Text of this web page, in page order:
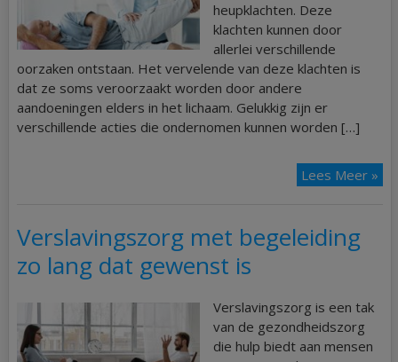
heupklachten. Deze
klachten kunnen door
allerlei verschillende
oorzaken ontstaan. Het vervelende van deze klachten is
dat ze soms veroorzaakt worden door andere
aandoeningen elders in het lichaam. Gelukkig zijn er
verschillende acties die ondernomen kunnen worden […]
Lees Meer »
Verslavingszorg met begeleiding
zo lang dat gewenst is
Verslavingszorg is een tak
van de gezondheidszorg
die hulp biedt aan mensen